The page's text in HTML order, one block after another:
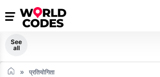
See
all
प्रतियोगिता